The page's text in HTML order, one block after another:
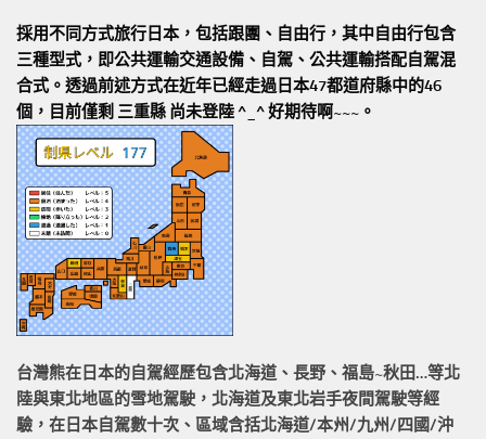
採用不同方式旅行日本，包括跟團、自由行，其中自由行包含
三種型式，即公共運輸交通設備、自駕、公共運輸搭配自駕混
合式。透過前述方式在近年已經走過日本47都道府縣中的46
個，目前僅剩 三重縣 尚未登陸 ^_^ 好期待啊~~~。
台灣熊在日本的自駕經歷包含北海道、長野、福島~秋田…等北
陸與東北地區的雪地駕駛 ，北海道及東北岩手夜間駕駛等經
驗，在日本自駕數十次、區域含括北海道/本州/九州/四國/沖